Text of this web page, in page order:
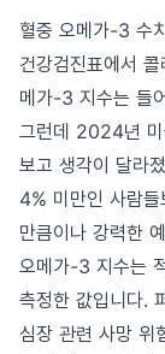
혈중 오메가-3 수
건강검진표에서
메가-3 지수는 들
그런데 2024년 미
보고 생각이 달라
4% 미만인 사람
만큼이나 강력한
오메가-3 지수는
측정한 값입니다.
심장 관련 사망 위